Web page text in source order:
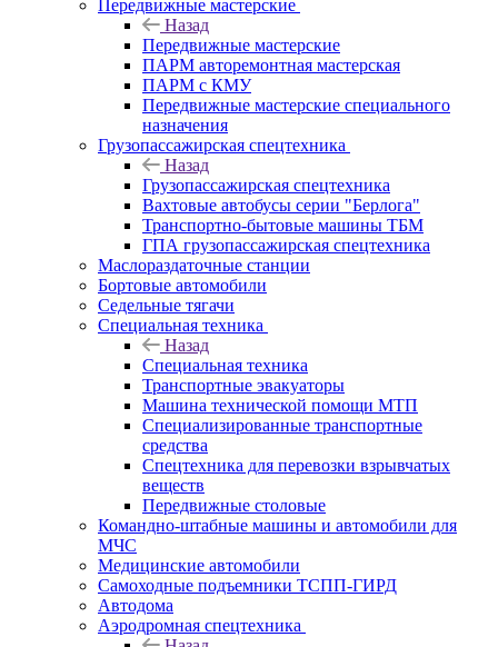
Передвижные мастерские
Назад
Передвижные мастерские
ПАРМ авторемонтная мастерская
ПАРМ с КМУ
Передвижные мастерские специального
назначения
Грузопассажирская спецтехника
Назад
Грузопассажирская спецтехника
Вахтовые автобусы серии "Берлога"
Транспортно-бытовые машины ТБМ
ГПА грузопассажирская спецтехника
Маслораздаточные станции
Бортовые автомобили
Седельные тягачи
Специальная техника
Назад
Специальная техника
Транспортные эвакуаторы
Машина технической помощи МТП
Специализированные транспортные
средства
Спецтехника для перевозки взрывчатых
веществ
Передвижные столовые
Командно-штабные машины и автомобили для
МЧС
Медицинские автомобили
Самоходные подъемники ТСПП-ГИРД
Автодома
Аэродромная спецтехника